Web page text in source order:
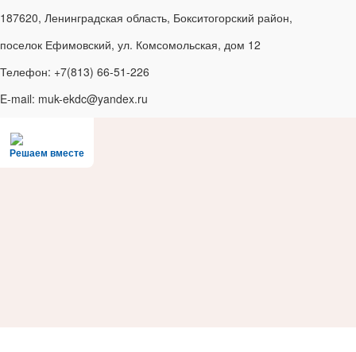
187620, Ленинградская область, Бокситогорский район,
поселок Ефимовский, ул. Комсомольская, дом 12
Телефон: +7(813) 66-51-226
E-mail: muk-ekdc@yandex.ru
Решаем вместе